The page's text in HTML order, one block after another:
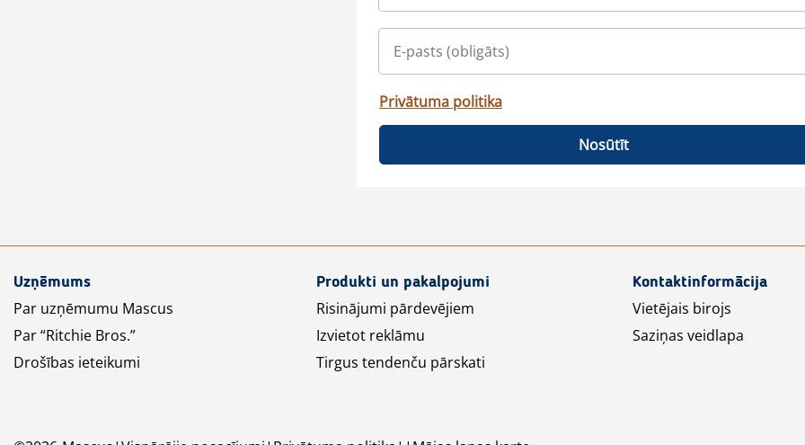
Privātuma politika
Nosūtīt
Uzņēmums
Par uzņēmumu Mascus
Par “Ritchie Bros.”
Drošības ieteikumi
Produkti un pakalpojumi
Risinājumi pārdevējiem
Izvietot reklāmu
Tirgus tendenču pārskati
Kontaktinformācija
Vietējais birojs
Saziņas veidlapa